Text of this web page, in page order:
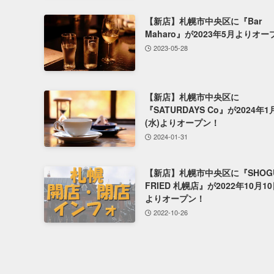
【新店】札幌市中央区に『Bar
Maharo』が2023年5月よりオー
2023-05-28
【新店】札幌市中央区に
『SATURDAYS Co』が2024年1
(水)よりオープン！
2024-01-31
【新店】札幌市中央区に『
FRIED 札幌店』が2022年10月
よりオープン！
2022-10-26